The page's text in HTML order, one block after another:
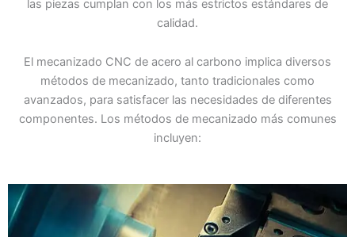
las piezas cumplan con los más estrictos estándares de
calidad.
El mecanizado CNC de acero al carbono implica diversos
métodos de mecanizado, tanto tradicionales como
avanzados, para satisfacer las necesidades de diferentes
componentes. Los métodos de mecanizado más comunes
incluyen: